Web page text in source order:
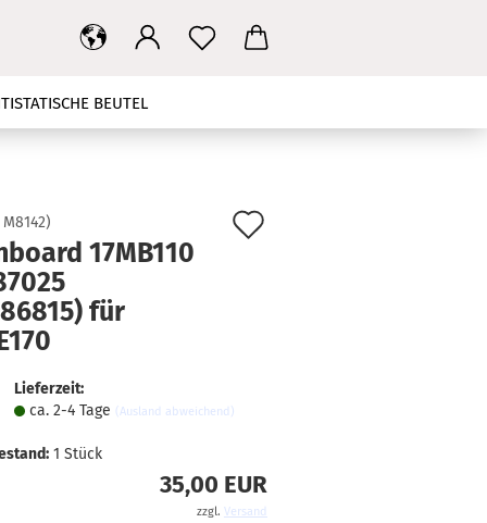
BEUTEL
KONTAKT
M8142)
17MB110
für
Lieferzeit:
ca. 2-4 Tage (Ausland abweichend)
1 Stück
35,00 EUR
zzgl. Versand